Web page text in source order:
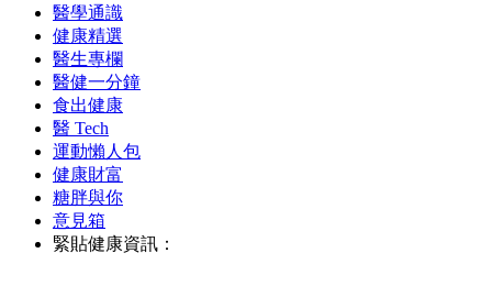
醫學通識
健康精選
醫生專欄
醫健一分鐘
食出健康
醫 Tech
運動懶人包
健康財富
糖胖與你
意見箱
緊貼健康資訊：